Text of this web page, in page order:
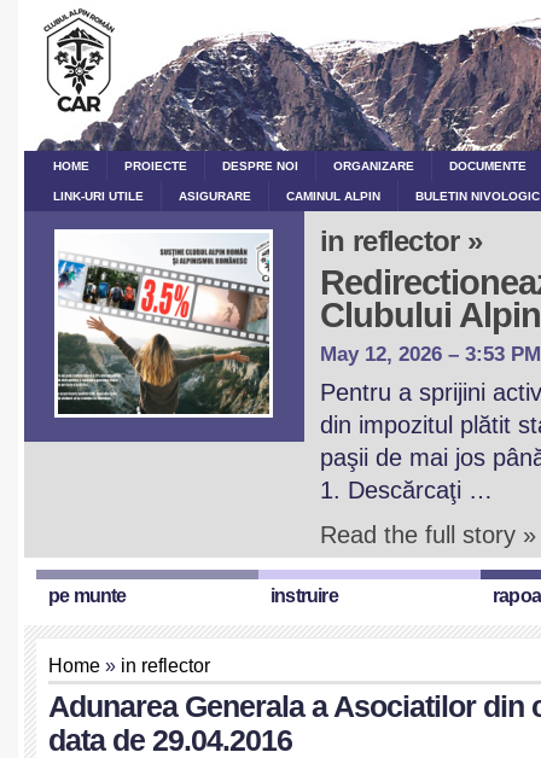
HOME PROIECTE DESPRE NOI ORGANIZARE DOCUMENTE
LINK-URI UTILE ASIGURARE CAMINUL ALPIN BULETIN
in reflector »
Clubului
May 12, 2026 – 3:53 PM
Pentru a sprijini
din impozitul plătit
paşii de mai jos
1. Descărcaţi …
Read the full story »
pe munte instruire
Home » in reflector
Adunarea Generala a Asociatilor din
data de 29.04.2016